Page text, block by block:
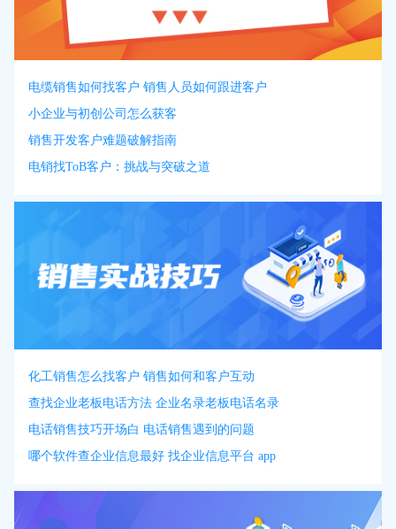
电缆销售如何找客户 销售人员如何跟进客户
小企业与初创公司怎么获客
销售开发客户难题破解指南
电销找ToB客户：挑战与突破之道
化工销售怎么找客户 销售如何和客户互动
查找企业老板电话方法 企业名录老板电话名录
电话销售技巧开场白 电话销售遇到的问题
哪个软件查企业信息最好 找企业信息平台 app